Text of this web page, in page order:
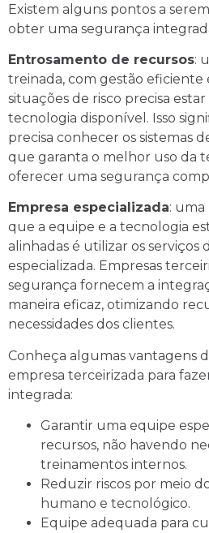
Existem alguns pontos a
obter uma segurança
Entrosamento de recursos:
treinada, com gestão eficiente
situações de risco precisa
tecnologia disponível. Isso
precisa conhecer os sistemas
que garanta o melhor uso da
oferecer uma segurança
Empresa especializada:
que a equipe e a tecnologia
alinhadas é utilizar os serviços
especializada. Empresas
segurança fornecem a
maneira eficaz, otimizando
necessidades dos clientes.
Conheça algumas vantagens
empresa terceirizada para
integrada:
Garantir uma equipe
recursos, não havendo
treinamentos internos.
Reduzir riscos por meio
humano e tecnológico.
Equipe adequada para